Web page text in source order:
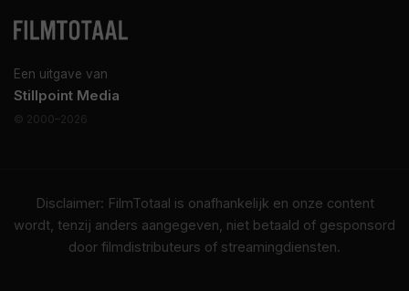
Een uitgave van
Stillpoint Media
© 2000–2026
Disclaimer: FilmTotaal is onafhankelijk en onze content
wordt, tenzij anders aangegeven, niet betaald of gesponsord
door filmdistributeurs of streamingdiensten.